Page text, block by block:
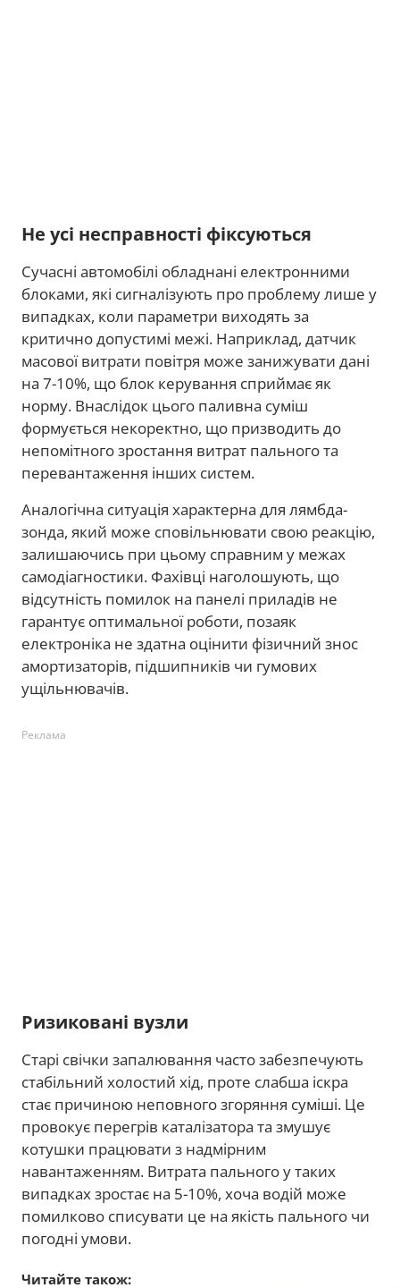
Не усі несправності фіксуються
Сучасні автомобілі обладнані електронними
блоками, які сигналізують про проблему лише у
випадках, коли параметри виходять за
критично допустимі межі. Наприклад, датчик
масової витрати повітря може занижувати дані
на 7-10%, що блок керування сприймає як
норму. Внаслідок цього паливна суміш
формується некоректно, що призводить до
непомітного зростання витрат пального та
перевантаження інших систем.
Аналогічна ситуація характерна для лямбда-
зонда, який може сповільнювати свою реакцію,
залишаючись при цьому справним у межах
самодіагностики. Фахівці наголошують, що
відсутність помилок на панелі приладів не
гарантує оптимальної роботи, позаяк
електроніка не здатна оцінити фізичний знос
амортизаторів, підшипників чи гумових
ущільнювачів.
Реклама
Ризиковані вузли
Старі свічки запалювання часто забезпечують
стабільний холостий хід, проте слабша іскра
стає причиною неповного згоряння суміші. Це
провокує перегрів каталізатора та змушує
котушки працювати з надмірним
навантаженням. Витрата пального у таких
випадках зростає на 5-10%, хоча водій може
помилково списувати це на якість пального чи
погодні умови.
Читайте також: